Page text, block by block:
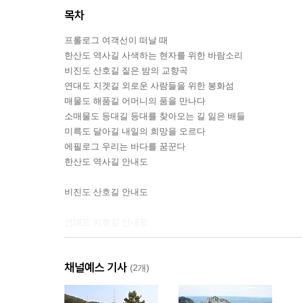
목차
프롤로그 여객선이 떠날 때
한산도 역사길 사색하는 현자를 위한 바람소리
비진도 산호길 짙은 밤의 교향곡
연대도 지겟길 외로운 사람들을 위한 봉화섬
매물도 해품길 어머니의 품을 만나다
소매물도 등대길 등대를 찾아오는 길 잃은 배들
미륵도 달아길 내일의 희망을 오르다
에필로그 우리는 바다를 꿈꾼다
한산도 역사길 안내도
비진도 산호길 안내도
소매물도 등대길 안내도
채널예스 기사 (2개)